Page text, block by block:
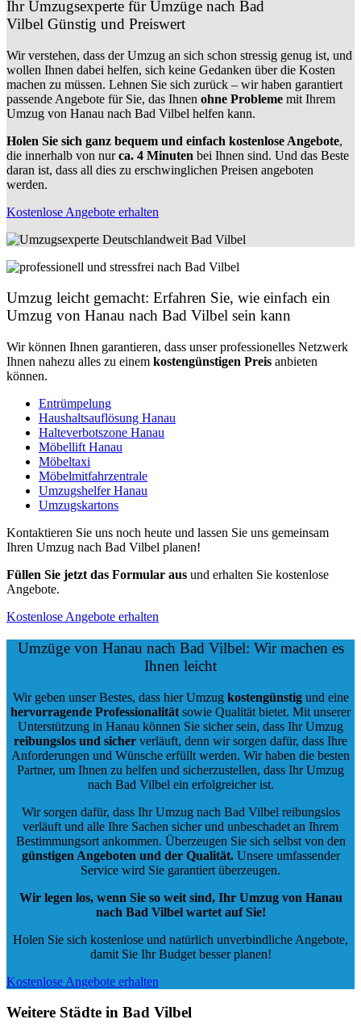
Ihr Umzugsexperte für Umzüge nach Bad
Vilbel Günstig und Preiswert
Wir verstehen, dass der Umzug an sich schon stressig genug ist, und
wollen Ihnen dabei helfen, sich keine Gedanken über die Kosten
machen zu müssen. Lehnen Sie sich zurück – wir haben garantiert
passende Angebote für Sie, das Ihnen ohne Probleme mit Ihrem
Umzug von Hanau nach Bad Vilbel helfen kann.
Holen Sie sich ganz bequem und einfach kostenlose Angebote,
die innerhalb von nurca. 4 Minuten bei Ihnen sind. Und das Beste
daran ist, dass all dies zu erschwinglichen Preisen angeboten
werden.
Kostenlose Angebote erhalten
Umzug leicht gemacht: Erfahren Sie, wie einfach ein
Umzug von Hanau nach Bad Vilbel sein kann
Wir können Ihnen garantieren, dass unser professionelles Netzwerk
Ihnen nahezu alles zu einem kostengünstigen Preis anbieten
können.
Entrümpelung
Haushaltsauflösung Hanau
Halteverbotszone Hanau
Möbellift Hanau
Möbeltaxi
Möbelmitfahrzentrale
Umzugshelfer Hanau
Umzugskartons
Kontaktieren Sie uns noch heute und lassen Sie uns gemeinsam
Ihren Umzug nach Bad Vilbel planen!
Füllen Sie jetzt das Formular aus und erhalten Sie kostenlose
Angebote.
Kostenlose Angebote erhalten
Umzüge von Hanau nach Bad Vilbel: Wir machen es
Ihnen leicht
Wir geben unser Bestes, dass hier Umzug kostengünstigund eine
hervorragende Professionalität sowie Qualität bietet. Mit unserer
Unterstützung in Hanau können Sie sicher sein, dass Ihr Umzug
reibungslos und sicher verläuft, denn wir sorgen dafür, dass Ihre
Anforderungen und Wünsche erfüllt werden. Wir haben die besten
Partner, um Ihnen zu helfen und sicherzustellen, dass Ihr Umzug
nach Bad Vilbel ein erfolgreicher ist.
Wir sorgen dafür, dass Ihr Umzug nach Bad Vilbel reibungslos
verläuft und alle Ihre Sachen sicher und unbeschadet an Ihrem
Bestimmungsort ankommen. Überzeugen Sie sich selbst von den
günstigen Angeboten und der Qualität.Unsere umfassender
Service wird Sie garantiert überzeugen.
Wir legen los, wenn Sie so weit sind, Ihr Umzug von Hanau
nach Bad Vilbel wartet auf Sie!
Holen Sie sich kostenlose und natürlich unverbindliche Angebote,
damit Sie Ihr Budget besser planen!
Kostenlose Angebote erhalten
Weitere Städte in Bad Vilbel